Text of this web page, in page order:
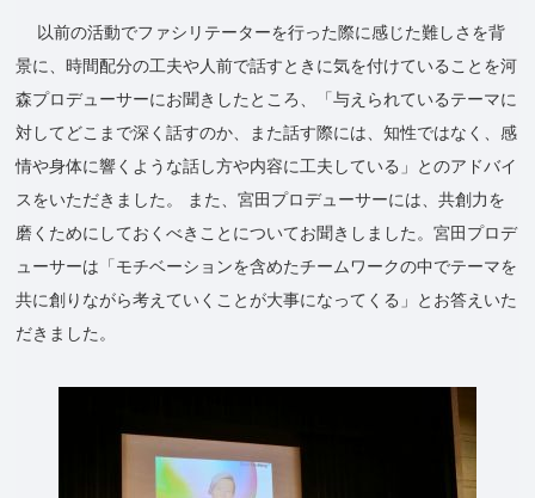
以前の活動でファシリテーターを行った際に感じた難しさを背
景に、時間配分の工夫や人前で話すときに気を付けていることを河
森プロデューサーにお聞きしたところ、「与えられているテーマに
対してどこまで深く話すのか、また話す際には、知性ではなく、感
情や身体に響くような話し方や内容に工夫している」とのアドバイ
スをいただきました。 また、宮田プロデューサーには、共創力を
磨くためにしておくべきことについてお聞きしました。宮田プロデ
ューサーは「モチベーションを含めたチームワークの中でテーマを
共に創りながら考えていくことが大事になってくる」とお答えいた
だきました。